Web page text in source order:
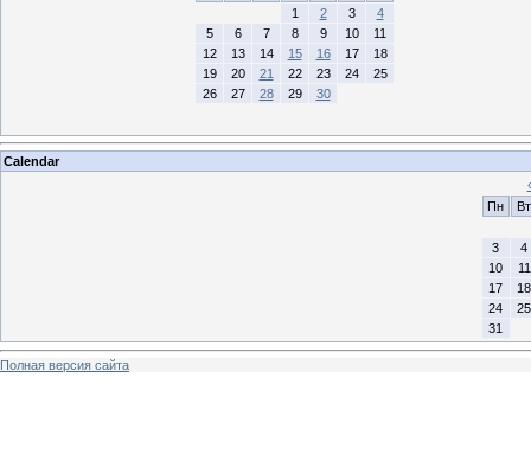
1
2 3
4
5
6 7 8 9 10
11
12
13 14 15 16 17
18
19
20 21 22 23 24
25
26
27 28 29 30
Calendar
Пн
Вт
3
4
10
11
17
18
24
25
31
Полная версия сайта